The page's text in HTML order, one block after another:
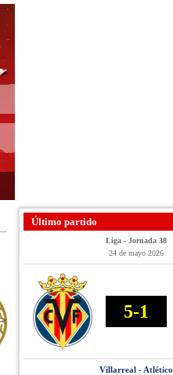
Último partido
Liga - Jornada 38
24 de mayo 2026
5-1
Villarreal - Atlético